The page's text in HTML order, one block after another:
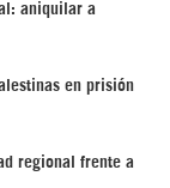
aniquilar a
en prisión
regional frente a